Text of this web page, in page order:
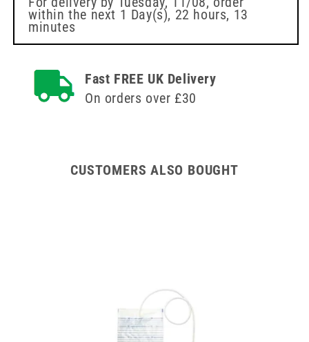
Secretion
Bag
Bag
within the next 1 Day(s), 22 hours, 13
minutes
Fast FREE UK Delivery
On orders over £30
CUSTOMERS ALSO BOUGHT